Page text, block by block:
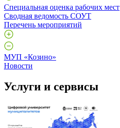
Специальная оценка рабочих мест
Сводная ведомость СОУТ
Перечень мероприятий
МУП «Козино»
Новости
Услуги и сервисы